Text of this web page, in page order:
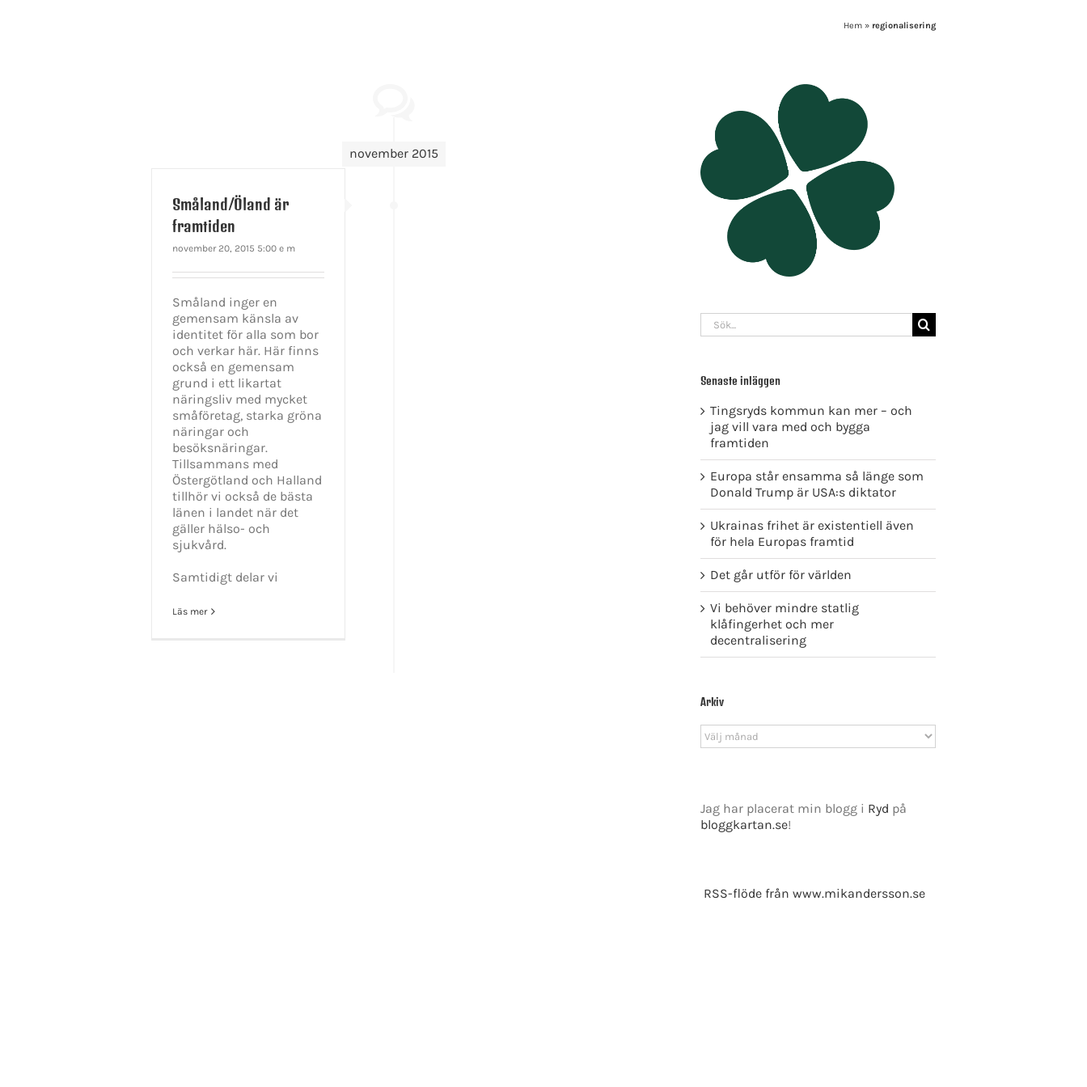
Hem » regionalisering
november 2015
Småland/Öland är
framtiden
november 20, 2015 5:00 e m
Småland inger en
gemensam känsla av
identitet för alla som bor
och verkar här. Här finns
också en gemensam
grund i ett likartat
näringsliv med mycket
småföretag, starka gröna
näringar och
besöksnäringar.
Tillsammans med
Östergötland och Halland
tillhör vi också de bästa
länen i landet när det
gäller hälso- och
sjukvård.
Samtidigt delar vi
Läs mer
Sök
efter:
Senaste inläggen
Tingsryds kommun kan mer – och
jag vill vara med och bygga
framtiden
Europa står ensamma så länge som
Donald Trump är USA:s diktator
Ukrainas frihet är existentiell även
för hela Europas framtid
Det går utför för världen
Vi behöver mindre statlig
klåfingerhet och mer
decentralisering
Arkiv
Arkiv
Jag har placerat min blogg i Ryd på
bloggkartan.se!
RSS-flöde från www.mikandersson.se